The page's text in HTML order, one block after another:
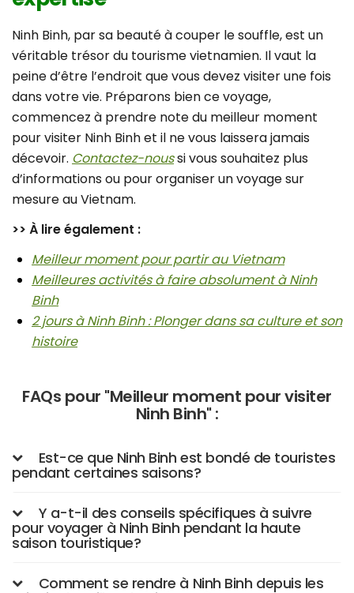
Ninh Binh, par sa beauté à couper le souffle, est un
véritable trésor du tourisme vietnamien. Il vaut la
peine d’être l’endroit que vous devez visiter une fois
dans votre vie. Préparons bien ce voyage,
commencez à prendre note du meilleur moment
pour visiter Ninh Binh et il ne vous laissera jamais
décevoir. Contactez-noussi vous souhaitez plus
d’informations ou pour organiser un voyage sur
mesure au Vietnam.
>> À lire également :
Meilleur moment pour partir au Vietnam
Meilleures activités à faire absolument à Ninh
Binh
2 jours à Ninh Binh : Plonger dans sa culture et son
histoire
FAQs pour "Meilleur moment pour visiter
Ninh Binh" :
Est-ce que Ninh Binh est bondé de touristes
pendant certaines saisons?
Y a-t-il des conseils spécifiques à suivre
pour voyager à Ninh Binh pendant la haute
saison touristique?
Comment se rendre à Ninh Binh depuis les